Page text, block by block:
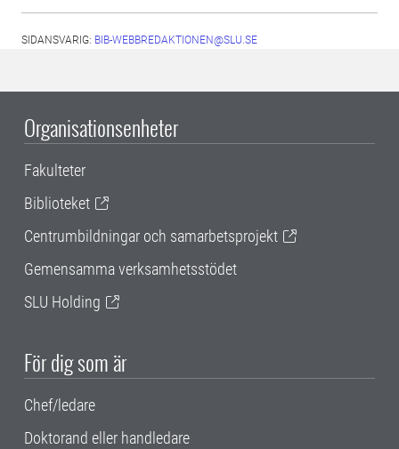
SIDANSVARIG: BIB-WEBBREDAKTIONEN@SLU.SE
Organisationsenheter
Fakulteter
Biblioteket
Centrumbildningar och samarbetsprojekt
Gemensamma verksamhetsstödet
SLU Holding
För dig som är
Chef/ledare
Doktorand eller handledare